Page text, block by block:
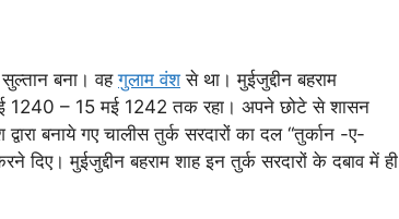
सुल्तान बना। वहगुलाम वंशसे था। मुईजुद्दीन बहराम
1240 – 15 मई 1242 तक रहा। अपने छोटे से शासन
बनाये गए चालीस तुर्क सरदारों का दल “तुर्कान -ए-
मुईजुद्दीन बहराम शाह इन तुर्क सरदारों के दबाव में ही